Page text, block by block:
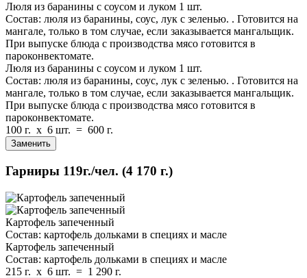
Люля из баранины c cоусом и луком 1 шт.
Состав: люля из баранины, соус, лук с зеленью. . Готовится на
мангале, только в том случае, если заказывается мангальщик.
При выпуске блюда с производства мясо готовится в
пароконвектомате.
Люля из баранины c cоусом и луком 1 шт.
Состав: люля из баранины, соус, лук с зеленью. . Готовится на
мангале, только в том случае, если заказывается мангальщик.
При выпуске блюда с производства мясо готовится в
пароконвектомате.
100 г. x 6 шт. = 600 г.
Заменить
Гарниры 119г./чел. (4 170 г.)
Картофель запеченный
Состав: картофель дольками в специях и масле
Картофель запеченный
Состав: картофель дольками в специях и масле
215 г. x 6 шт. = 1 290 г.